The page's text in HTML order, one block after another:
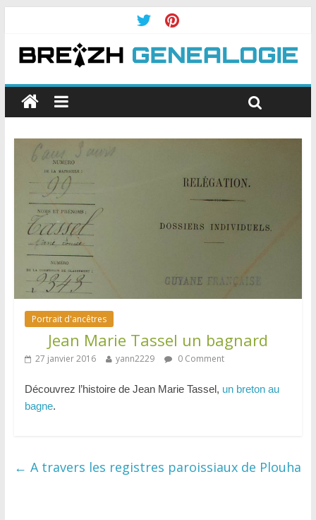
Portrait d'ancêtres
Jean Marie Tassel un bagnard
27 janvier 2016 yann2229 0 Comment
Découvrez l’histoire de Jean Marie Tassel, un breton au
bagne.
← A travers les registres paroissiaux de Plouha